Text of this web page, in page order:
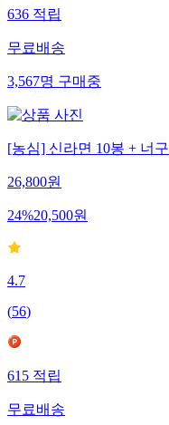
636적립
무료배송
3,567명구매중
[농심] 신라면 10봉 + 너
26,800원
24%20,500원
4.7
(56)
615적립
무료배송